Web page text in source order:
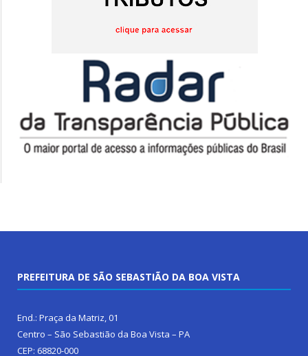
PREFEITURA DE SÃO SEBASTIÃO DA BOA VISTA
End.: Praça da Matriz, 01
Centro – São Sebastião da Boa Vista – PA
CEP: 68820-000